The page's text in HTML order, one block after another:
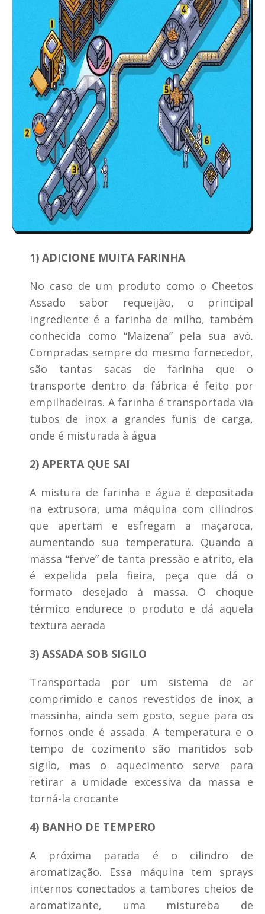
1) ADICIONE MUITA FARINHA
No caso de um produto como o Cheetos
Assado sabor requeijão, o principal
ingrediente é a farinha de milho, também
conhecida como “Maizena” pela sua avó.
Compradas sempre do mesmo fornecedor,
são tantas sacas de farinha que o
transporte dentro da fábrica é feito por
empilhadeiras. A farinha é transportada via
tubos de inox a grandes funis de carga,
onde é misturada à água
2) APERTA QUE SAI
A mistura de farinha e água é depositada
na extrusora, uma máquina com cilindros
que apertam e esfregam a maçaroca,
aumentando sua temperatura. Quando a
massa “ferve” de tanta pressão e atrito, ela
é expelida pela fieira, peça que dá o
formato desejado à massa. O choque
térmico endurece o produto e dá aquela
textura aerada
3) ASSADA SOB SIGILO
Transportada por um sistema de ar
comprimido e canos revestidos de inox, a
massinha, ainda sem gosto, segue para os
fornos onde é assada. A temperatura e o
tempo de cozimento são mantidos sob
sigilo, mas o aquecimento serve para
retirar a umidade excessiva da massa e
torná-la crocante
4) BANHO DE TEMPERO
A próxima parada é o cilindro de
aromatização. Essa máquina tem sprays
internos conectados a tambores cheios de
aromatizante, uma mistureba de